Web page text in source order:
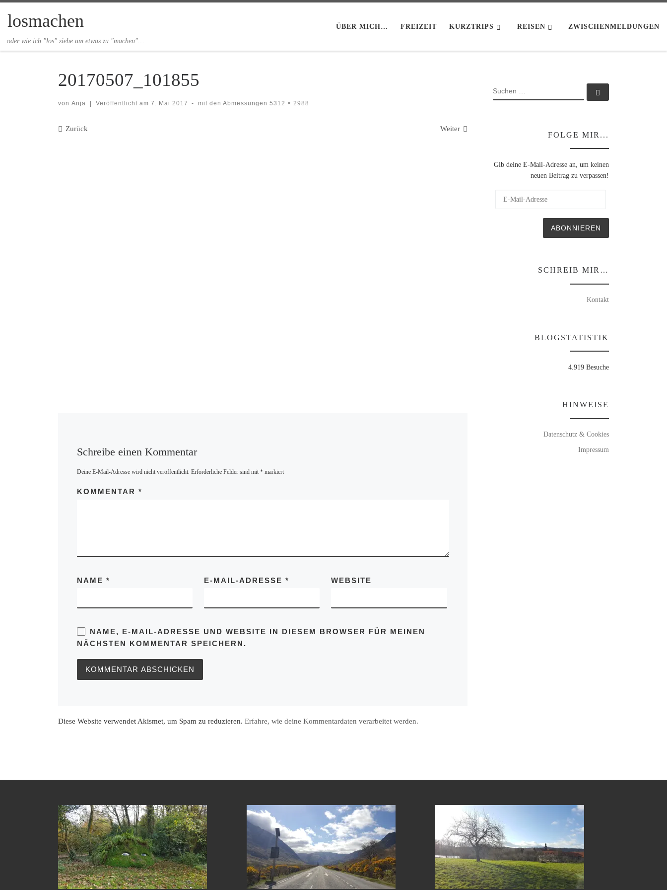
Zum Inhalt springen
losmachen
oder wie ich "los" ziehe um etwas zu "machen"…
ÜBER MICH… FREIZEIT KURZTRIPS REISEN ZWISCHENMELDUNGEN
20170507_101855
von Anja Veröffentlicht am 7. Mai 2017 - mit den Abmessungen 5312 × 2988
Bilder Navigation
Zurück Weiter
Schreibe einen Kommentar
Deine E-Mail-Adresse wird nicht veröffentlicht. Erforderliche Felder sind mit *markiert
KOMMENTAR *
NAME * E-MAIL-ADRESSE * WEBSITE
NAME, E-MAIL-ADRESSE UND WEBSITE IN DIESEM BROWSER FÜR MEINEN
NÄCHSTEN KOMMENTAR SPEICHERN.
Diese Website verwendet Akismet, um Spam zu reduzieren. Erfahre, wie deine Kommentardaten verarbeitet werden.
SUCHE
FOLGE MIR...
Gib deine E-Mail-Adresse an, um keinen
neuen Beitrag zu verpassen!
ABONNIEREN
SCHREIB MIR…
Kontakt
BLOGSTATISTIK
4.919 Besuche
HINWEISE
Datenschutz & Cookies
Impressum